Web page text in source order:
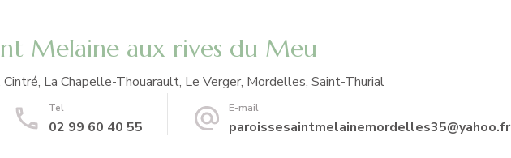
Melaine aux rives du Meu
La Chapelle-Thouarault, Le Verger, Mordelles, Saint-Thurial
Tel
02 99 60 40 55
E-mail
paroissesaintmelainemordelles35@yahoo.fr